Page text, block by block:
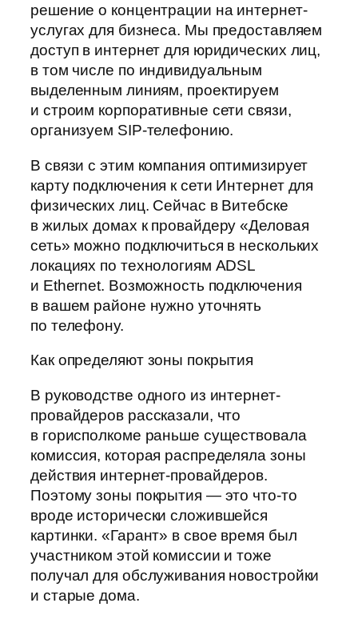
решение о концентрации на интернет-
услугах для бизнеса. Мы предоставляем
доступ в интернет для юридических лиц,
в том числе по индивидуальным
выделенным линиям, проектируем
и строим корпоративные сети связи,
организуем SIP-телефонию.
В связи с этим компания оптимизирует
карту подключения к сети Интернет для
физических лиц. Сейчас в Витебске
в жилых домах к провайдеру «Деловая
сеть» можно подключиться в нескольких
локациях по технологиям ADSL
и Ethernet. Возможность подключения
в вашем районе нужно уточнять
по телефону.
Как определяют зоны покрытия
В руководстве одного из интернет-
провайдеров рассказали, что
в горисполкоме раньше существовала
комиссия, которая распределяла зоны
действия интернет-провайдеров.
Поэтому зоны покрытия — это что-то
вроде исторически сложившейся
картинки. «Гарант» в свое время был
участником этой комиссии и тоже
получал для обслуживания новостройки
и старые дома.